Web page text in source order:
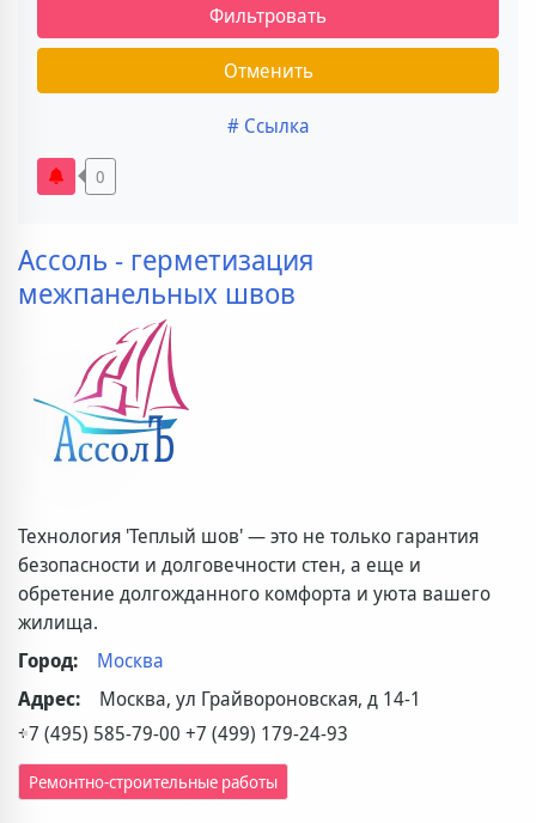
Фильтровать
Отменить
# Ссылка
0
Ассоль - герметизация
межпанельных швов
Технология 'Теплый шов' — это не только гарантия
безопасности и долговечности стен, а еще и
обретение долгожданного комфорта и уюта вашего
жилища.
Город:
Москва
Адрес:
Москва, ул Грайвороновская, д 14-1
+7 (495) 585-79-00 +7 (499) 179-24-93
Ремонтно-строительные работы